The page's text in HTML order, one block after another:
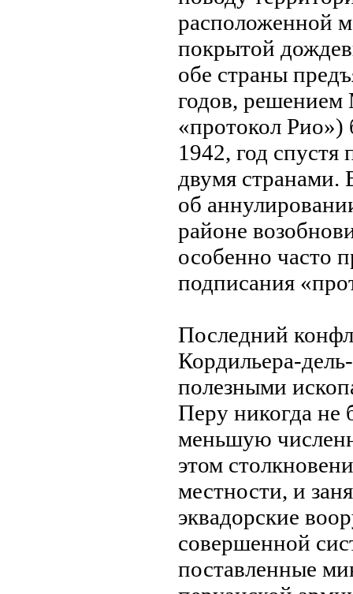
расположенной
покрытой
обе страны
годов, решением
«протокол
1942, год
двумя странами.
об
районe
особенно часто
подписания
Последний
Кордильера-
полезными
Перу никогда нe
меньшую
этом
местности, и
эквадорские
совершенной
поставленные